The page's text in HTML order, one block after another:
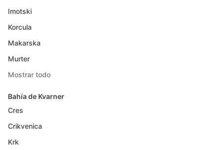
Imotski
Korcula
Makarska
Murter
Mostrar todo
Bahía de Kvarner
Cres
Crikvenica
Krk